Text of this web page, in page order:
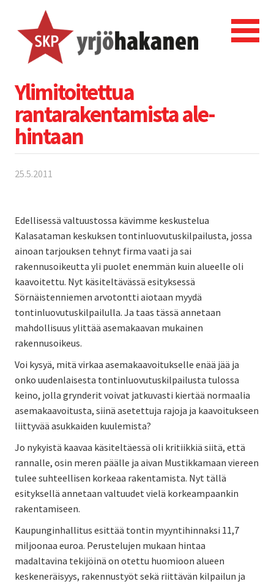
Ylimitoitettua
rantarakentamista ale-
hintaan
25.5.2011
Edellisessä valtuustossa kävimme keskustelua
Kalasataman keskuksen tontinluovutuskilpailusta, jossa
ainoan tarjouksen tehnyt firma vaati ja sai
rakennusoikeutta yli puolet enemmän kuin alueelle oli
kaavoitettu. Nyt käsiteltävässä esityksessä
Sörnäistenniemen arvotontti aiotaan myydä
tontinluovutuskilpailulla. Ja taas tässä annetaan
mahdollisuus ylittää asemakaavan mukainen
rakennusoikeus.
Voi kysyä, mitä virkaa asemakaavoitukselle enää jää ja
onko uudenlaisesta tontinluovutuskilpailusta tulossa
keino, jolla grynderit voivat jatkuvasti kiertää normaalia
asemakaavoitusta, siinä asetettuja rajoja ja kaavoitukseen
liittyvää asukkaiden kuulemista?
Jo nykyistä kaavaa käsiteltäessä oli kritiikkiä siitä, että
rannalle, osin meren päälle ja aivan Mustikkamaan viereen
tulee suhteellisen korkeaa rakentamista. Nyt tällä
esityksellä annetaan valtuudet vielä korkeampaankin
rakentamiseen.
Kaupunginhallitus esittää tontin myyntihinnaksi 11,7
miljoonaa euroa. Perustelujen mukaan hintaa
madaltavina tekijöinä on otettu huomioon alueen
keskeneräisyys, rakennustyöt sekä riittävän kilpailun ja